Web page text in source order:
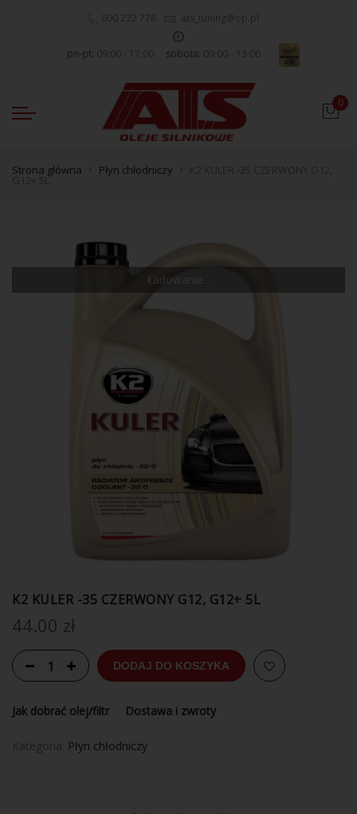
600 232 778 ats_tuning@op.pl
pn-pt: 09:00 - 17:00 sobota: 09:00 - 13:00
0
Strona główna Płyn chłodniczy
G12+ 5L
Ładowanie...
K2 KULER -35 CZERWONY G12, G12+ 5L
44.00 zł
DODAJ DO KOSZYKA
Jak dobrać olej/filtr Dostawa i zwroty
Kategoria: Płyn chłodniczy